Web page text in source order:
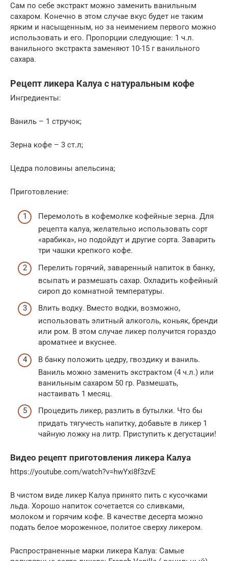
Сам по себе экстракт можно заменить ванильным
сахаром. Конечно в этом случае вкус будет не таким
ярким и насыщенным, но за неимением первого можно
использовать и его. Пропорции следующие: 1 ч.л.
ванильного экстракта заменяют 10-15 г ванильного
сахара.
Рецепт ликера Калуа с натуральным кофе
Ингредиенты:
Ваниль – 1 стручок;
Зерна кофе – 3 ст.л;
Цедра половины апельсина;
Приготовление:
Перемолоть в кофемолке кофейные зерна. Для
рецепта калуа, желательно использовать сорт
«арабика», но подойдут и другие сорта. Заварить
три чашки крепкого кофе.
Перелить горячий, заваренный напиток в банку,
всыпать и размешать сахар. Охладить кофейный
сироп до комнатной температуры.
Влить водку. Вместо водки, возможно,
использовать элитный алкоголь, коньяк, бренди
или ром. В этом случае ликер получится гораздо
ароматнее и вкуснее.
В банку положить цедру, гвоздику и ваниль.
Ваниль можно заменить экстрактом (4 ч.л.) или
ванильным сахаром 50 гр. Размешать,
настаивать 1 месяц.
Процедить ликер, разлить в бутылки. Что бы
придать тягучесть напитку, добавьте в ликер 1
чайную ложку на литр. Приступить к дегустации!
Видео рецепт приготовления ликера Калуа
https://youtube.com/watch?v=hwYxi8f3zvE
В чистом виде ликер Калуа принято пить с кусочками
льда. Хорошо напиток сочетается со сливками,
молоком и горячим кофе. В качестве десерта можно
подать белое мороженное, политое сверху ликером.
Распространенные марки ликера Калуа: Самые